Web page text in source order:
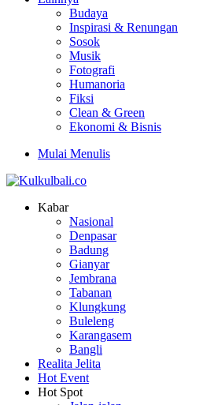
Budaya
Inspirasi & Renungan
Sosok
Musik
Fotografi
Humanoria
Fiksi
Clean & Green
Ekonomi & Bisnis
Mulai Menulis
Kabar
Nasional
Denpasar
Badung
Gianyar
Jembrana
Tabanan
Klungkung
Buleleng
Karangasem
Bangli
Realita Jelita
Hot Event
Hot Spot